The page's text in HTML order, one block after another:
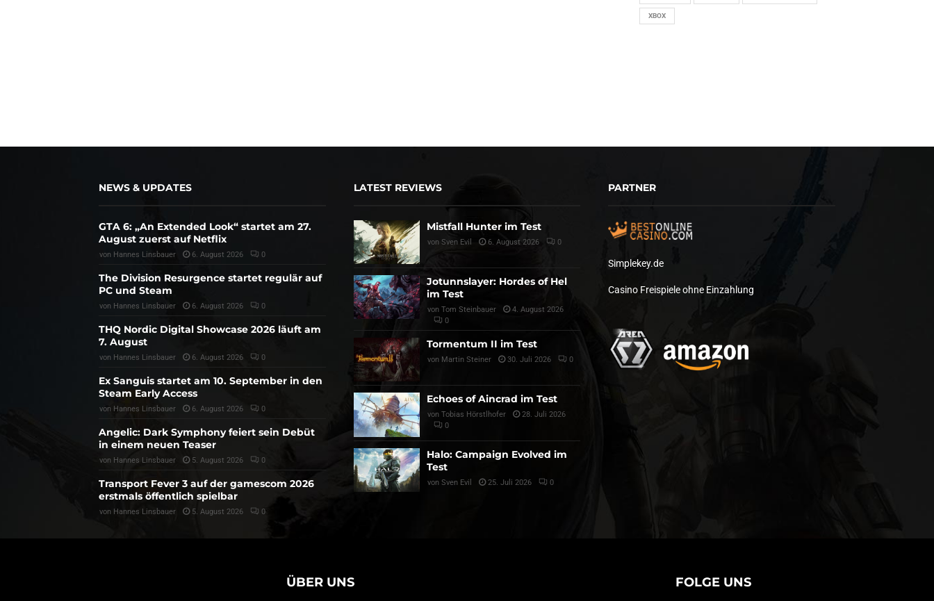
XBOX
NEWS & UPDATES
GTA 6: „An Extended Look“ startet am 27.
August zuerst auf Netflix
von Hannes Linsbauer 6. August 2026 0
The Division Resurgence startet regulär auf
PC und Steam
von Hannes Linsbauer 6. August 2026 0
THQ Nordic Digital Showcase 2026 läuft am
7. August
von Hannes Linsbauer 6. August 2026 0
Ex Sanguis startet am 10. September in den
Steam Early Access
von Hannes Linsbauer 6. August 2026 0
Angelic: Dark Symphony feiert sein Debüt
in einem neuen Teaser
von Hannes Linsbauer 5. August 2026 0
Transport Fever 3 auf der gamescom 2026
erstmals öffentlich spielbar
von Hannes Linsbauer 5. August 2026 0
LATEST REVIEWS
Mistfall Hunter im Test
von Sven Evil 6. August 2026 0
Jotunnslayer: Hordes of Hel
im Test
von Tom Steinbauer
4. August 2026
0
Tormentum II im Test
von Martin Steiner 30. Juli 2026 0
Echoes of Aincrad im Test
von Tobias Hörstlhofer
28. Juli 2026
0
Halo: Campaign Evolved im
Test
von Sven Evil 25. Juli 2026 0
PARTNER
Simplekey.de
Casino Freispiele ohne Einzahlung
ÜBER UNS FOLGE UNS